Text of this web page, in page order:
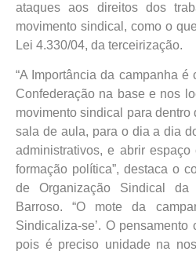
ataques aos direitos dos
movimento sindical, como o
Lei 4.330/04, da terceirização.
“A Importância da campanha
Confederação na base e nos
movimento sindical para dentro
sala de aula, para o dia a dia
administrativos, e abrir
formação política”, destaca o
de Organização Sindical da
Barroso. “O mote da
Sindicaliza-se’. O
pois é preciso unidade na